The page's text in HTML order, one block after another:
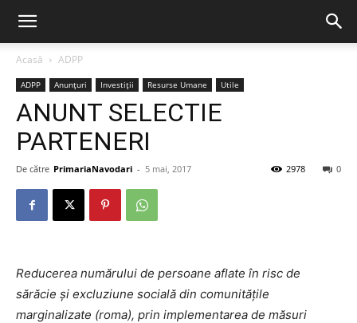
Acasă ADPP
ADPP Anunțuri Investiții Resurse Umane Utile
ANUNT SELECTIE
PARTENERI
De către PrimariaNavodari - 5 mai, 2017 0
2978
Reducerea numărului de persoane aflate în risc de
sărăcie și excluziune socială din comunitățile
marginalizate (roma), prin implementarea de măsuri